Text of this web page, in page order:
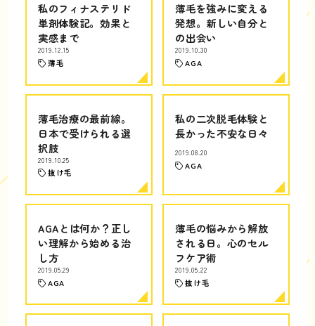
私のフィナステリド
単剤体験記。効果と
実感まで
2019.12.15
薄毛
薄毛を強みに変える
発想。新しい自分と
の出会い
2019.10.30
AGA
薄毛治療の最前線。
日本で受けられる選
択肢
2019.10.25
抜け毛
私の二次脱毛体験と
長かった不安な日々
2019.08.20
AGA
AGAとは何か？正し
い理解から始める治
し方
2019.05.29
AGA
薄毛の悩みから解放
される日。心のセル
フケア術
2019.05.22
抜け毛